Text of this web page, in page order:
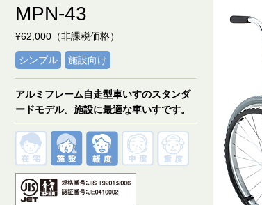
MPN-43
¥62,000（非課税価格）
シンプル 施設向け
アルミフレーム自走型車いすのスタンダ
ードモデル。施設に最適な車いすです。